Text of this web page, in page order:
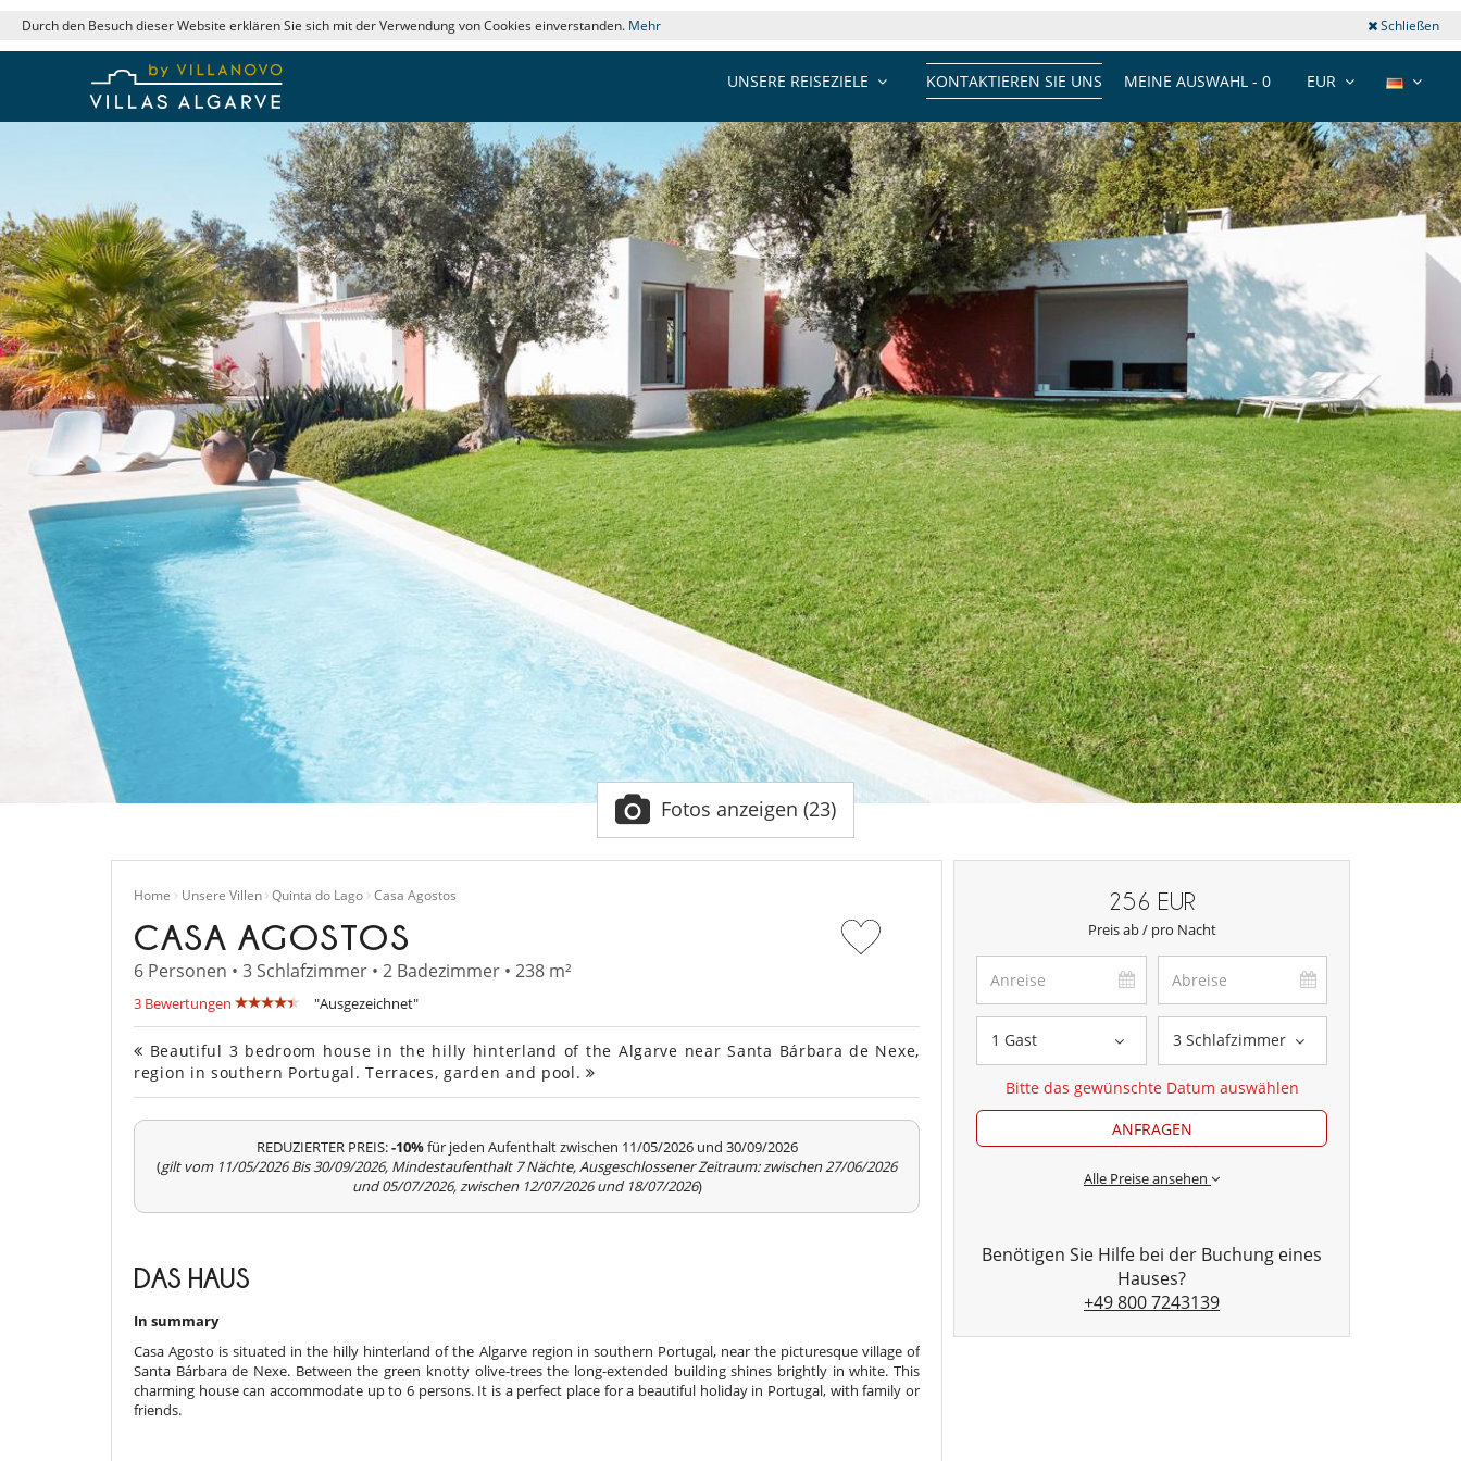
Durch den Besuch dieser Website erklären Sie sich mit der Verwendung von Cookies einverstanden. Mehr Schließen
EUR
MEINE AUSWAHL - 0
KONTAKTIEREN SIE UNS
UNSERE REISEZIELE
Fotos anzeigen (23)
Home Unsere Villen Quinta do Lago Casa Agostos
CASA AGOSTOS
6 Personen • 3 Schlafzimmer • 2 Badezimmer • 238 m²
3 Bewertungen "Ausgezeichnet"
Beautiful 3 bedroom house in the hilly hinterland of the Algarve near Santa Bárbara de Nexe,
region in southern Portugal. Terraces, garden and pool.
REDUZIERTER PREIS:-10%für jeden Aufenthalt zwischen 11/05/2026 und 30/09/2026
(gilt vom 11/05/2026 Bis 30/09/2026, Mindestaufenthalt 7 Nächte, Ausgeschlossener Zeitraum: zwischen 27/06/2026
und 05/07/2026, zwischen 12/07/2026 und 18/07/2026)
DAS HAUS
In summary
Casa Agosto is situated in the hilly hinterland of the Algarve region in southern Portugal, near the picturesque village of
Santa Bárbara de Nexe. Between the green knotty olive-trees the long-extended building shines brightly in white. This
charming house can accommodate up to 6 persons. It is a perfect place for a beautiful holiday in Portugal, with family or
friends.
256 EUR
Preis ab / pro Nacht
1 Gast 3 Schlafzimmer
Bitte das gewünschte Datum auswählen
ANFRAGEN
Alle Preise ansehen
Benötigen Sie Hilfe bei der Buchung eines
Hauses?
+49 800 7243139